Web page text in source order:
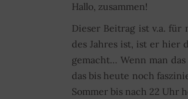
Hallo, zusammen!
Dieser Beitrag ist v.a. für
des Jahres ist, ist er hier
gemacht… Wenn man
das bis heute noch
Sommer bis nach 22 Uhr